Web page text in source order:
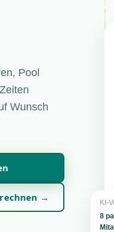
Pool
Wunsch
→
KI-
8